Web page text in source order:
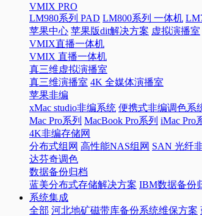
VMIX PRO
LM980系列 PAD LM800系列 一体机
苹果中心 苹果版dit解决方案 虚拟演播室
VMIX直播一体机
VMIX 直播一体机
真三维虚拟演播室
真三维演播室 4K 全媒体演播室
苹果非编
xMac studio非编系统 便携式非编调色系
Mac Pro系列 MacBook Pro系列 iMac Pro
4K非编存储网
分布式组网 高性能NAS组网 SAN 光纤
达芬奇调色
数据备份归档
蓝美分布式存储解决方案 IBM数据备份
系统集成
全部 河北地矿磁带库备份系统维保方案